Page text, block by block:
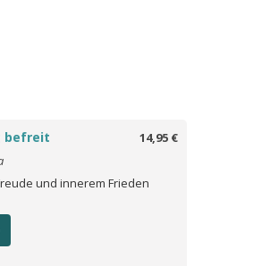
14,95 €
befreit
und innerem Frieden